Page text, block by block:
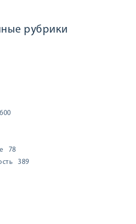
рубрики
78
389